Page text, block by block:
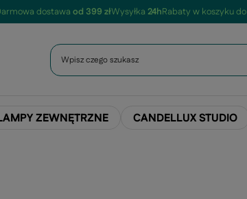
dostawa od 399 złWysyłka 24hRabaty w koszyku do
ZEWNĘTRZNE CANDELLUX STUDIO